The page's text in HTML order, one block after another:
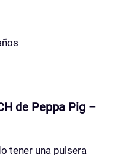
de Peppa Pig –
tener una pulsera